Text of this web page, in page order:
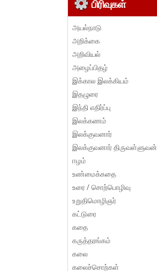
பிரிவுகள்
அயல்நாடு
அறிக்கை
அறிவியல்
அழைப்பிதழ்
இக்கால இலக்கியம்
இதழுரை
இந்தி எதிர்ப்பு
இலக்கணம்
இலக்குவனார்
இலக்குவனார் திருவள்ளுவன்
ஈழம்
உண்மைக்கதை
உரை / சொற்பொழிவு
உறுதிமொழிஞர்
கட்டுரை
கதை
கருத்தரங்கம்
கலை
கலைச்சொற்கள்